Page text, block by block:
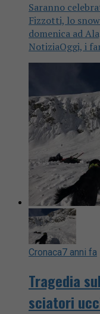
Saranno
Fizzotti, lo
domenica ad
NotiziaOggi, i
Cronaca7 anni fa
Tragedia
sciatori